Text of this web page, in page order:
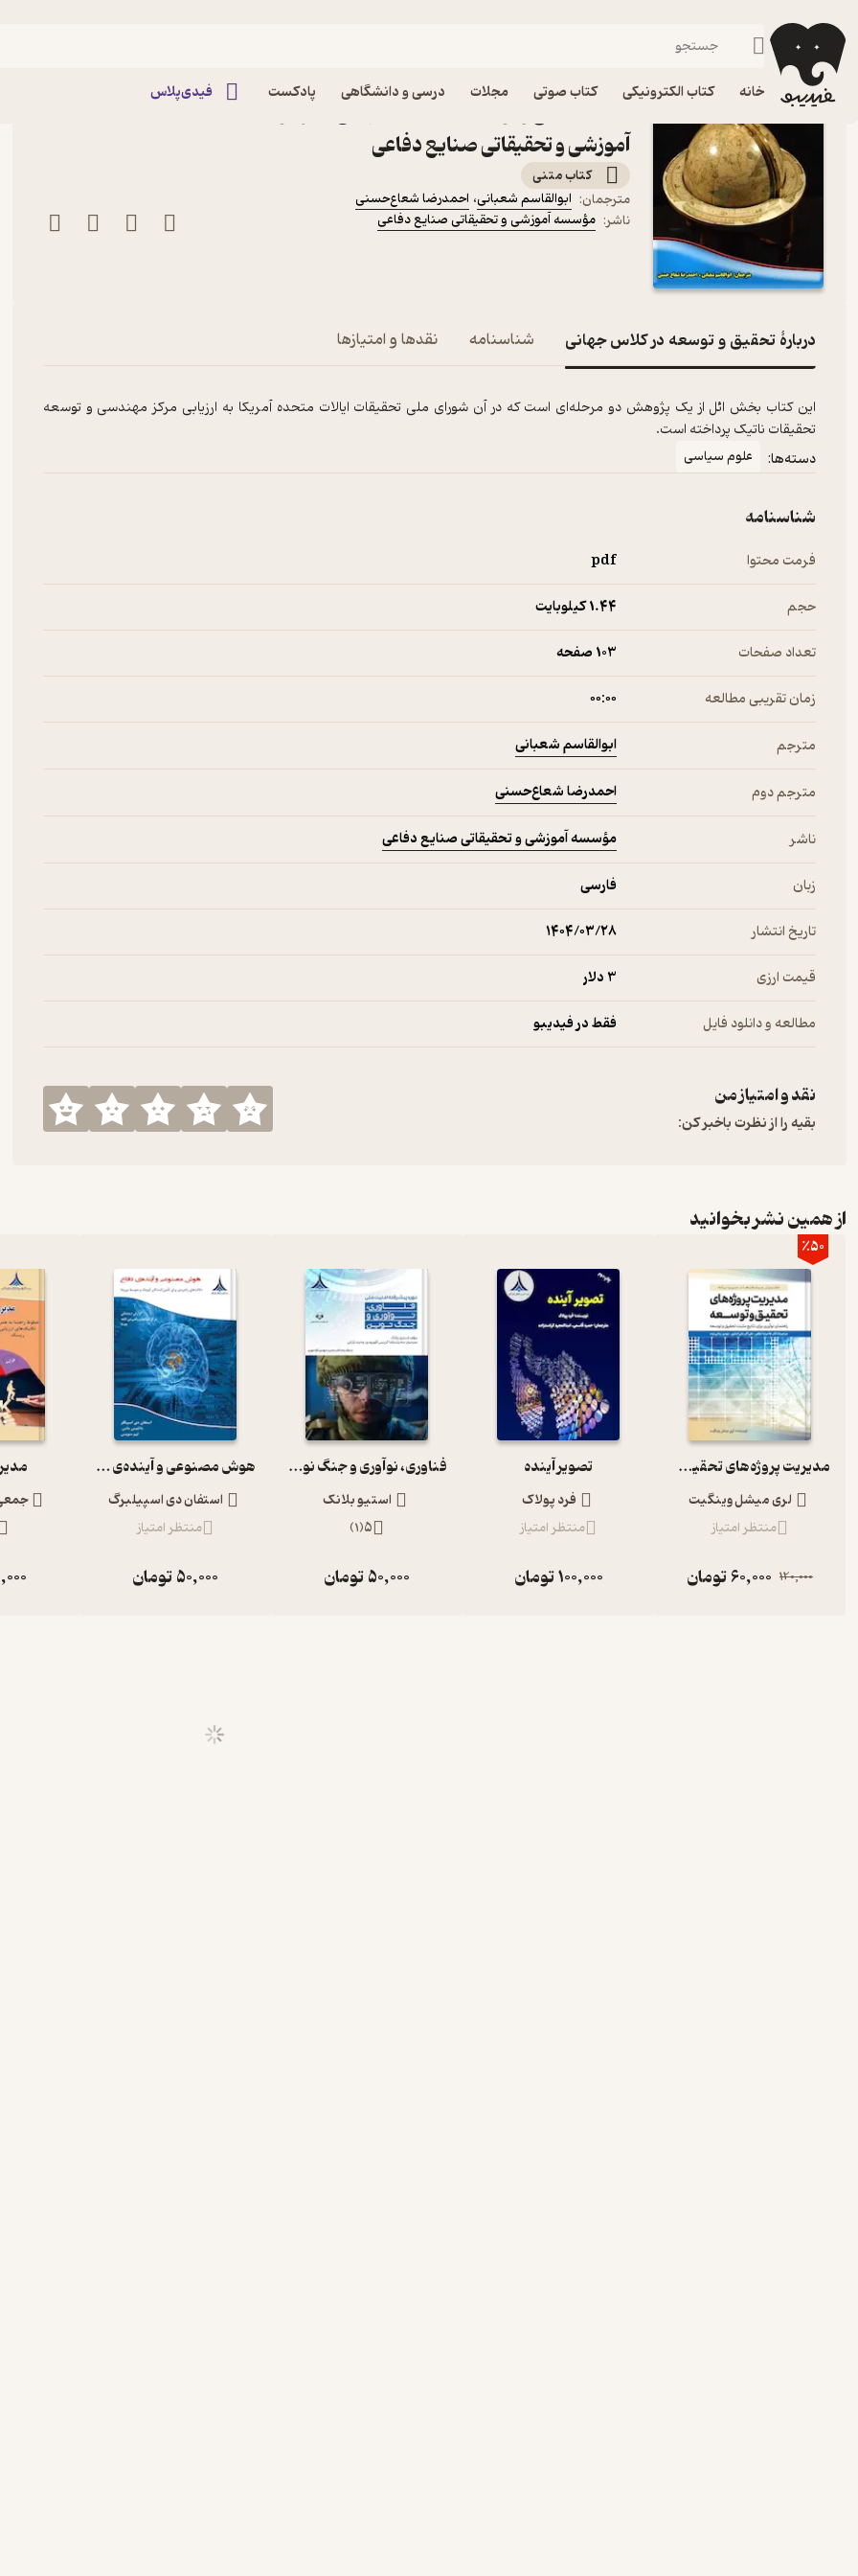
خانه کتاب الکترونیکی کتاب صوتی مجلات درسی و دانشگاهی پادکست فیدی‌پلاس
فیدیبو کتاب الکترونیکی
آموزشی و تحقیقاتی صنایع دفاعی
کتاب متنی
مترجمان: ابوالقاسم شعبانی، احمدرضا شعاع‌حسنی
ناشر: مؤسسه آموزشی و تحقیقاتی صنایع دفاعی
دربارۀ تحقیق و توسعه در کلاس جهانی شناسنامه نقدها و امتیازها
این کتاب بخش ائل از یک پژوهش دو مرحله‌ای است که در آن شورای ملی تحقیقات ایالات متحده آمریکا به ارزیابی مرکز مهندسی و توسعه
تحقیقات ناتیک پرداخته است.
دسته‌ها: علوم سیاسی
شناسنامه
فرمت محتوا pdf
حجم 1.۴۴ کیلوبایت
تعداد صفحات 103 صفحه
زمان تقریبی مطالعه ۰۰:۰۰
مترجم ابوالقاسم شعبانی
مترجم دوم احمدرضا شعاع‌حسنی
ناشر مؤسسه آموزشی و تحقیقاتی صنایع دفاعی
زبان فارسی
تاریخ انتشار ۱۴۰۴/۰۳/۲۸
قیمت ارزی 3 دلار
مطالعه و دانلود فایل فقط در فیدیبو
نقد و امتیاز من
بقیه را از نظرت باخبر کن:
از همین نشر بخوانید
٪50
مدیریت پروژه‌های تحقیق و توسعه
لری میشل وینگیت
منتظر امتیاز
120,000
60,000تومان
تصویر آینده
فرد پولاک
منتظر امتیاز
100,000تومان
فناوری، نوآوری و جنگ نوین
استیو بلانک
5
(
1
)
50,000تومان
هوش مصنوعی و آینده‌ی دفاع
استفان دی اسپیلبرگ
منتظر امتیاز
50,000تومان